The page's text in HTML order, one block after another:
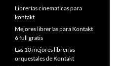
Librerías cinematicas para
kontakt
Mejores librerías para Kontakt
6 full gratis
Las 10 mejores librerías
orquestales de Kontakt